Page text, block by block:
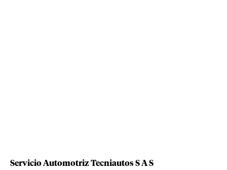
Servicio Automotriz Tecniautos S A S